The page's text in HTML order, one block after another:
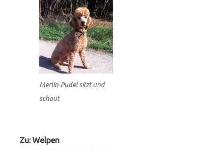
Merlin-Pudel sitzt und
schaut
Zu: Welpen